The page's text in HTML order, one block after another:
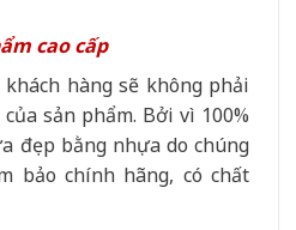
cao cấp
khách hàng sẽ không phải
sản phẩm. Bởi vì 100%
đẹp bằng nhựa do chúng
bảo chính hãng, có chất